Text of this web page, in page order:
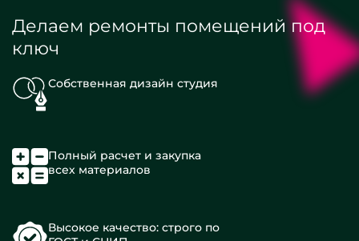
Делаем ремонты помещений под
ключ
Собственная дизайн студия
Полный расчет и закупка
всех материалов
Высокое качество: строго по